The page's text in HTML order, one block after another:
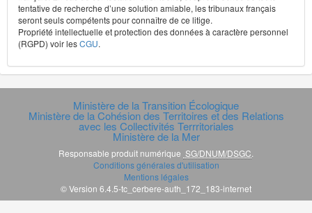
tentative de recherche d’une solution amiable, les tribunaux français
seront seuls compétents pour connaître de ce litige.
Propriété intellectuelle et protection des données à caractère personnel
(RGPD) voir lesCGU.
Ministère de la Transition Écologique
Ministère de la Cohésion des Territoires et des Relations
avec les Collectivités Terrritoriales
Ministère de la Mer
Responsable produit numérique SG/DNUM/DSGC
Conditions générales d'utilisation
Mentions légales
© Version 6.4.5-tc_cerbere-auth_172_183-internet